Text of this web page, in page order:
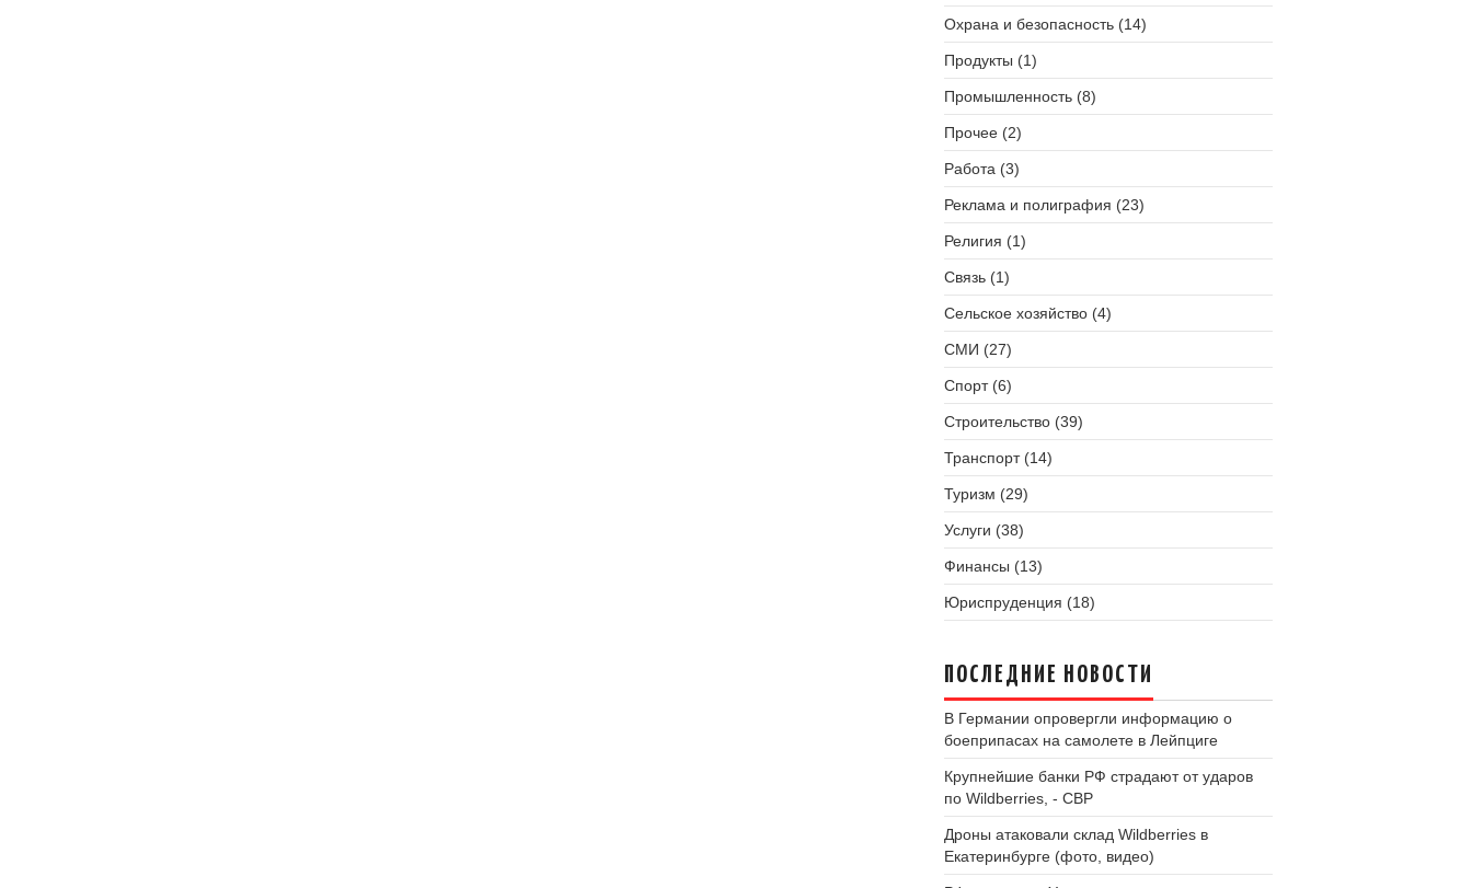
Охрана и безопасность (14)
Продукты (1)
Промышленность (8)
Прочее (2)
Работа (3)
Реклама и полиграфия (23)
Религия (1)
Связь (1)
Сельское хозяйство (4)
СМИ (27)
Спорт (6)
Строительство (39)
Транспорт (14)
Туризм (29)
Услуги (38)
Финансы (13)
Юриспруденция (18)
ПОСЛЕДНИЕ НОВОСТИ
В Германии опровергли информацию о
боеприпасах на самолете в Лейпциге
Крупнейшие банки РФ страдают от ударов
по Wildberries, - СВР
Дроны атаковали склад Wildberries в
Екатеринбурге (фото, видео)